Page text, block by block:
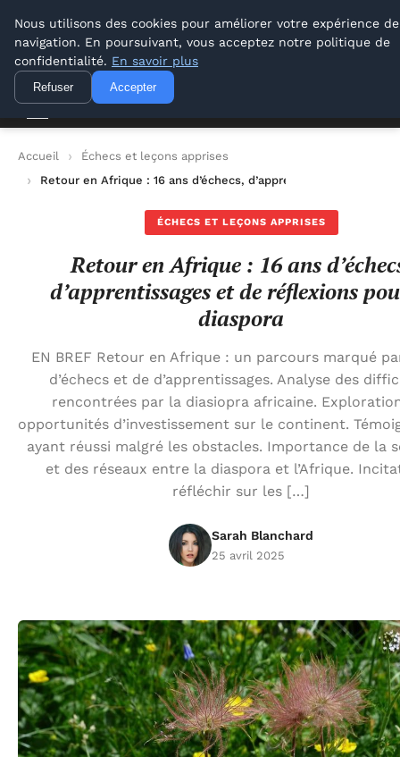
Lyon Photos
Lyon Photos
Accueil
Échecs et leçons apprises
Retour en Afrique : 16 ans d’échecs, d’apprentissages et de
ÉCHECS ET LEÇONS APPRISES
Retour en Afrique : 16 ans
d’apprentissages et de réflexions
diaspora
EN BREF Retour en Afrique : un parcours marqué
d’échecs et de d’apprentissages. Analyse des
rencontrées par la diasiopra africaine.
opportunités d’investissement sur le continent.
ayant réussi malgré les obstacles. Importance de la
et des réseaux entre la diaspora et l’Afrique.
réfléchir sur les […]
Sarah Blanchard
25 avril 2025
Nous utilisons des cookies pour améliorer votre expérience de
navigation. En poursuivant, vous acceptez notre politique de
confidentialité. En savoir plus
Refuser Accepter